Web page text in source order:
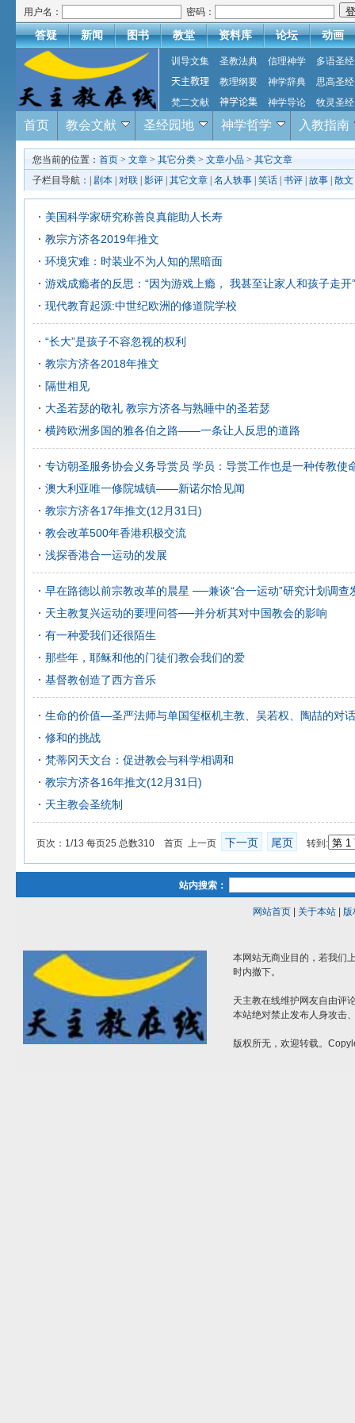
用户名： 密码：
答疑 新闻 图书 教堂 资料库 论坛 动画
训导文集 圣教法典 信理神学
多语圣经
天主教理
教理纲要 神学辞典
思高圣经
梵二文献
神学论集 神学导论 牧灵圣经
首页 教会文献 圣经园地 神学哲学 入教指南
您当前的位置： 首页 > 文章 > 其它分类 > 文章小品 > 其它文章
子栏目导航：| 剧本 对联 影评 其它文章 名人轶事 笑话 书评 故事 散文
美国科学家研究称善良真能助人长寿
教宗方济各2019年推文
环境灾难：时装业不为人知的黑暗面
游戏成瘾者的反思：“因为游戏上瘾， 我甚至让家人和孩子走开”
现代教育起源:中世纪欧洲的修道院学校
“长大”是孩子不容忽视的权利
教宗方济各2018年推文
隔世相见
大圣若瑟的敬礼 教宗方济各与熟睡中的圣若瑟
横跨欧洲多国的雅各伯之路——一条让人反思的道路
专访朝圣服务协会义务导赏员 学员：导赏工作也是一种传教使
澳大利亚唯一修院城镇——新诺尔恰见闻
教宗方济各17年推文(12月31日)
教会改革500年香港积极交流
浅探香港合一运动的发展
早在路德以前宗教改革的晨星 ──兼谈“合一运动”研究计划调查
天主教复兴运动的要理问答──并分析其对中国教会的影响
有一种爱我们还很陌生
那些年，耶稣和他的门徒们教会我们的爱
基督教创造了西方音乐
生命的价值—圣严法师与单国玺枢机主教、吴若权、陶喆的对话
修和的挑战
梵蒂冈天文台：促进教会与科学相调和
教宗方济各16年推文(12月31日)
天主教会圣统制
页次：1/13 每页25 总数310 首页 上一页 下一页 尾页 转到:
站内搜索：
网站首页| 关于本站| 版
本网站无商业目的，若我们
时内撤下。
天主教在线维护网友自由评
本站绝对禁止发布人身攻击
版权所无，欢迎转载。